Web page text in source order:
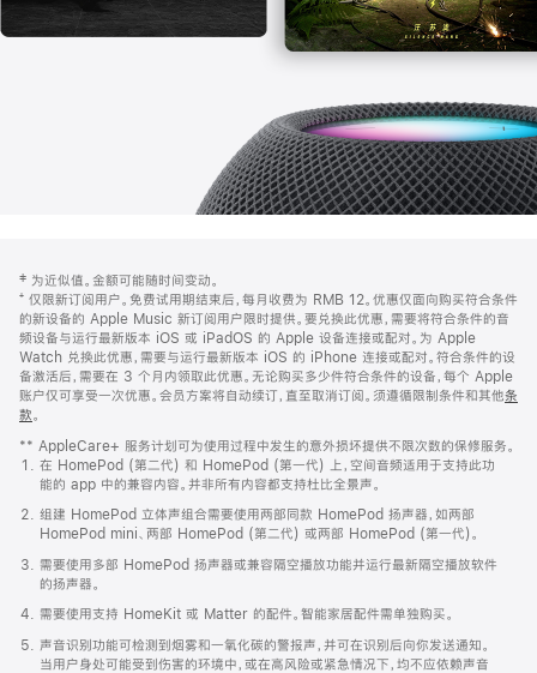
页
页
脚
注
‡ 为近似值。金额可能随时间变动。
⁺ 仅限新订阅用户。免费试用期结束后，每月收费为 RMB 12。优惠仅面向购买符合条件
的新设备的 Apple Music 新订阅用户限时提供。要兑换此优惠，需要将符合条件的音
频设备与运行最新版本 iOS 或 iPadOS 的 Apple 设备连接或配对。为 Apple
Watch 兑换此优惠，需要与运行最新版本 iOS 的 iPhone 连接或配对。符合条件的设
备激活后，需要在 3 个月内领取此优惠。无论购买多少件符合条件的设备，每个 Apple
账户仅可享受一次优惠。会员方案将自动续订，直至取消订阅。须遵循限制条件和其他条
款。
窗
口
中
打
开)
** AppleCare+ 服务计划可为使用过程中发生的意外损坏提供不限次数的保修服务。
在 HomePod (第二代) 和 HomePod (第一代) 上，空间音频适用于支持此功
能的 app 中的兼容内容。并非所有内容都支持杜比全景声。
组建 HomePod 立体声组合需要使用两部同款 HomePod 扬声器，如两部
HomePod mini、两部 HomePod (第二代) 或两部 HomePod (第一代)。
需要使用多部 HomePod 扬声器或兼容隔空播放功能并运行最新隔空播放软件
的扬声器。
需要使用支持 HomeKit 或 Matter 的配件。智能家居配件需单独购买。
声音识别功能可检测到烟雾和一氧化碳的警报声，并可在识别后向你发送通知。
当用户身处可能受到伤害的环境中，或在高风险或紧急情况下，均不应依赖声音